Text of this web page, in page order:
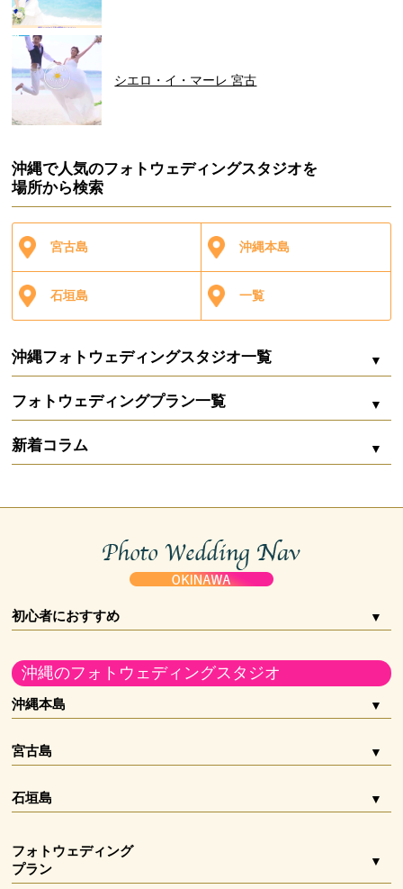
シエロ・イ・マーレ 宮古
沖縄で人気のフォトウェディングスタジオを
場所から検索
宮古島 沖縄本島
石垣島 一覧
沖縄フォトウェディングスタジオ一覧
シエロ・イ・マーレ
Marine bijou（マリンビジュー）
石垣島 サムシングブルー ウェディング＆フォトグラフィー
capryフォトウェディング宮古島
capryフォトウェディング石垣島
マーブルリゾートウェデング沖縄
アルルウェディング
Deux Planner 宮古島
宮古島WEDDINGPRODUCE HANALei Moon
沖縄ウェディングオンライン
フォトウェディングプラン一覧
お二人婚 ガーデン
新着コラム
相場から賢く削るコツ
沖縄リゾート婚は高い？フォトウェディングで叶
水中ウェディングフォト｜沖縄の海で叶える幻想
沖縄フォトウェディングが雨でも大丈夫な理由｜
初心者におすすめ
沖縄のフォトウェディングスタジオ
沖縄本島
宮古島
石垣島
フォトウェディング
プラン